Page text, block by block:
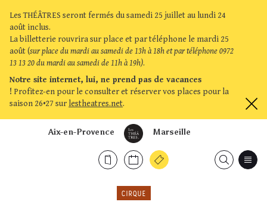
Les THÉÂTRES seront fermés du samedi 25 juillet au lundi 24
août inclus.
La billetterie rouvrira sur place et par téléphone le mardi 25
août (sur place du mardi au samedi de 13h à 18h et par téléphone 0972
13 13 20 du mardi au samedi de 11h à 19h).
Notre site internet, lui, ne prend pas de vacances
! Profitez-en pour le consulter et réserver vos places pour la
saison 26•27 sur lestheatres.net.
Marseille
Aix-en-Provence
CIRQUE